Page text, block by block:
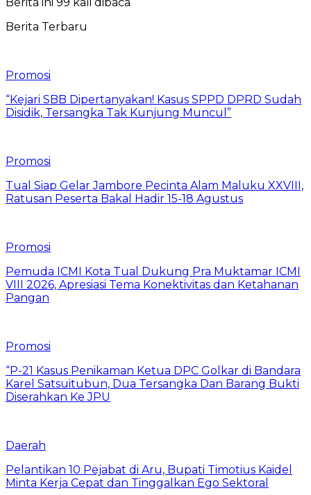
Berita Terbaru
Promosi
“Kejari SBB Dipertanyakan! Kasus SPPD DPRD Sudah
Disidik, Tersangka Tak Kunjung Muncul”
Promosi
Tual Siap Gelar Jambore Pecinta Alam Maluku XXVIII,
Ratusan Peserta Bakal Hadir 15-18 Agustus
Promosi
Pemuda ICMI Kota Tual Dukung Pra Muktamar ICMI
VIII 2026, Apresiasi Tema Konektivitas dan Ketahanan
Pangan
Promosi
“P-21 Kasus Penikaman Ketua DPC Golkar di Bandara
Karel Satsuitubun, Dua Tersangka Dan Barang Bukti
Diserahkan Ke JPU
Daerah
Pelantikan 10 Pejabat di Aru, Bupati Timotius Kaidel
Minta Kerja Cepat dan Tinggalkan Ego Sektoral